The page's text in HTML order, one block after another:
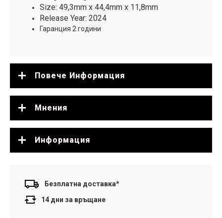
Size: 49,3mm x 44,4mm x 11,8mm
Release Year: 2024
Гаранция 2 години
Повече Информация
Мнения
Информация
Безплатна доставка*
14 дни за връщане